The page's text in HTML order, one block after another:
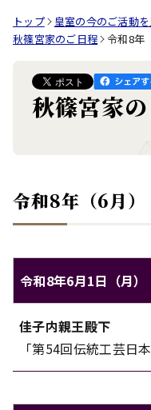
トップ 皇室の今のご活動を
秋篠宮家のご日程
令和8年
秋篠宮家
令和8年（6月）
令和8年6月1日（月）
対象 内容
佳子内親王殿下
「第54回伝統工芸日